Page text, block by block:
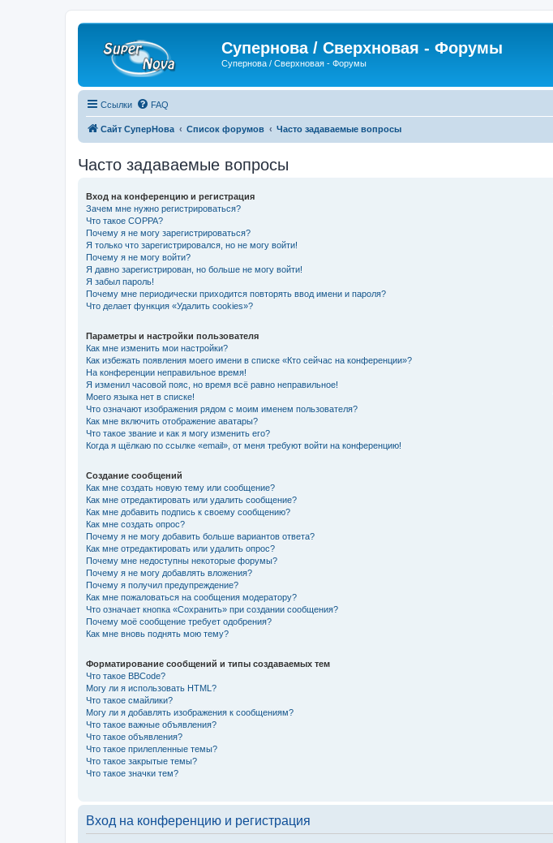
Супернова / Сверхновая - Форумы
Супернова / Сверхновая - Форумы
Ссылки FAQ
Сайт СуперНова Список форумов Часто задаваемые вопросы
Часто задаваемые вопросы
Вход на конференцию и регистрация
Зачем мне нужно регистрироваться?
Что такое COPPA?
Почему я не могу зарегистрироваться?
Я только что зарегистрировался, но не могу войти!
Почему я не могу войти?
Я давно зарегистрирован, но больше не могу войти!
Я забыл пароль!
Почему мне периодически приходится повторять ввод имени и пароля?
Что делает функция «Удалить cookies»?
Параметры и настройки пользователя
Как мне изменить мои настройки?
Как избежать появления моего имени в списке «Кто сейчас на конференции»?
На конференции неправильное время!
Я изменил часовой пояс, но время всё равно неправильное!
Моего языка нет в списке!
Что означают изображения рядом с моим именем пользователя?
Как мне включить отображение аватары?
Что такое звание и как я могу изменить его?
Когда я щёлкаю по ссылке «email», от меня требуют войти на конференцию!
Создание сообщений
Как мне создать новую тему или сообщение?
Как мне отредактировать или удалить сообщение?
Как мне добавить подпись к своему сообщению?
Как мне создать опрос?
Почему я не могу добавить больше вариантов ответа?
Как мне отредактировать или удалить опрос?
Почему мне недоступны некоторые форумы?
Почему я не могу добавлять вложения?
Почему я получил предупреждение?
Как мне пожаловаться на сообщения модератору?
Что означает кнопка «Сохранить» при создании сообщения?
Почему моё сообщение требует одобрения?
Как мне вновь поднять мою тему?
Форматирование сообщений и типы создаваемых тем
Что такое BBCode?
Могу ли я использовать HTML?
Что такое смайлики?
Могу ли я добавлять изображения к сообщениям?
Что такое важные объявления?
Что такое объявления?
Что такое прилепленные темы?
Что такое закрытые темы?
Что такое значки тем?
Вход на конференцию и регистрация